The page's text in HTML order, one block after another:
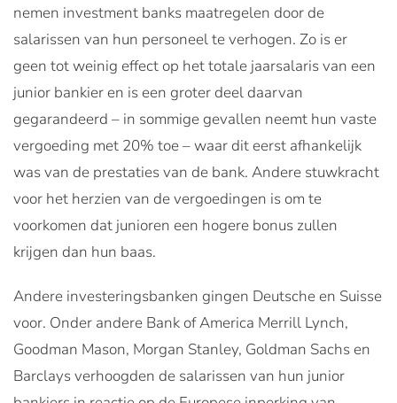
nemen investment banks maatregelen door de
salarissen van hun personeel te verhogen. Zo is er
geen tot weinig effect op het totale jaarsalaris van een
junior bankier en is een groter deel daarvan
gegarandeerd – in sommige gevallen neemt hun vaste
vergoeding met 20% toe – waar dit eerst afhankelijk
was van de prestaties van de bank. Andere stuwkracht
voor het herzien van de vergoedingen is om te
voorkomen dat junioren een hogere bonus zullen
krijgen dan hun baas.
Andere investeringsbanken gingen Deutsche en Suisse
voor. Onder andere Bank of America Merrill Lynch,
Goodman Mason, Morgan Stanley, Goldman Sachs en
Barclays verhoogden de salarissen van hun junior